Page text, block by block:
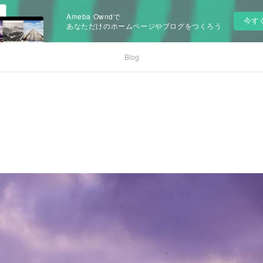
Ameba Owndで
あなただけのホームページやブログをつくろう
今す
Blog